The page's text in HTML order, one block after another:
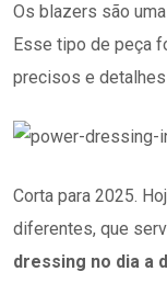
Os blazers são
Esse tipo de peça
precisos e
Corta para 2025.
diferentes, que
dressing no dia a